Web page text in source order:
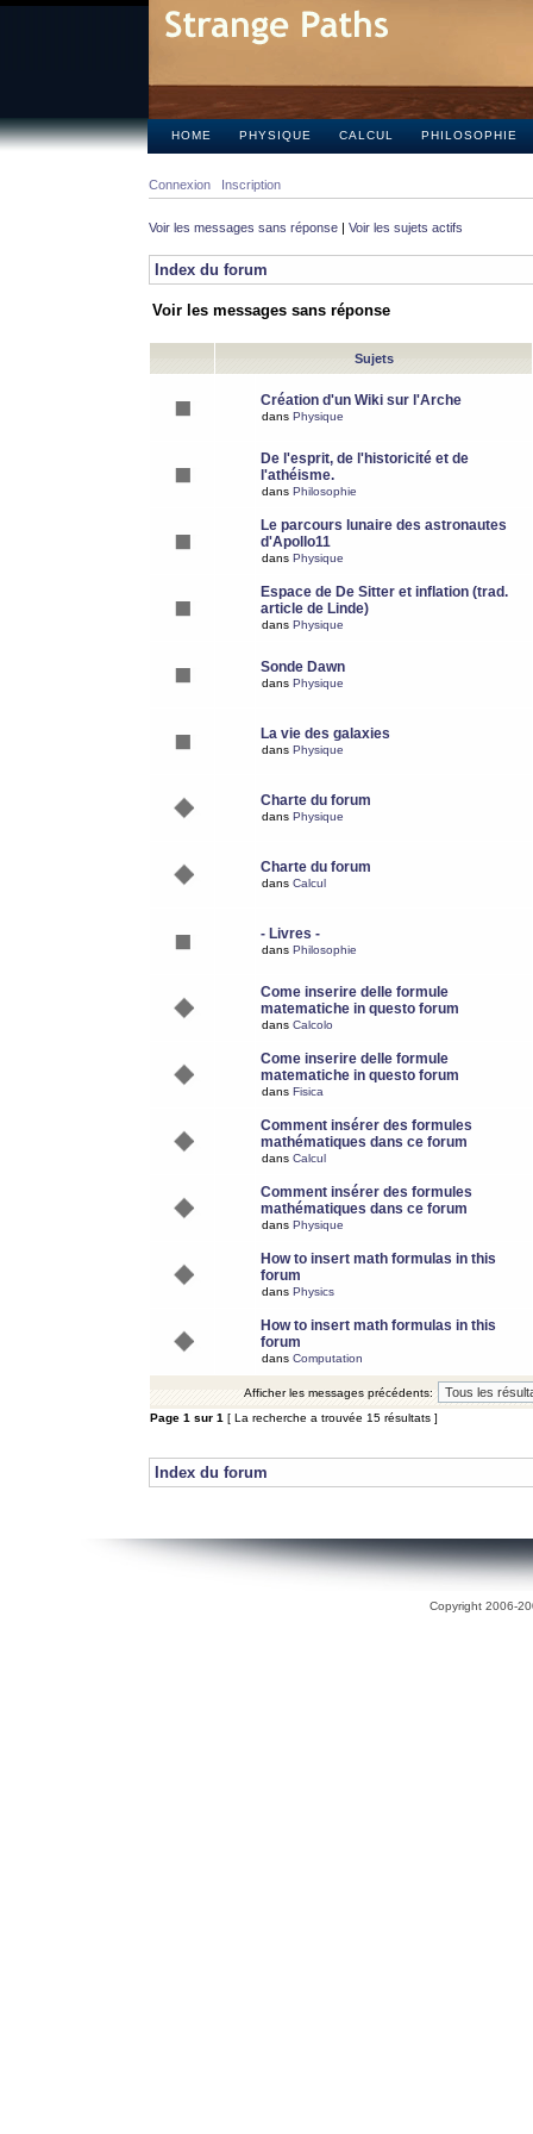
HOME PHYSIQUE CALCUL PHILOSOPHIE
Connexion Inscription
Voir les messages sans réponse | Voir les sujets actifs
Index du forum
Voir les messages sans réponse
Sujets
Création d'un Wiki sur l'Arche
dans Physique
De l'esprit, de l'historicité et de
l'athéisme.
dans Philosophie
Le parcours lunaire des astronautes
d'Apollo11
dans Physique
Espace de De Sitter et inflation (trad.
article de Linde)
dans Physique
Sonde Dawn
dans Physique
La vie des galaxies
dans Physique
Charte du forum
dans Physique
Charte du forum
dans Calcul
- Livres -
dans Philosophie
Come inserire delle formule
matematiche in questo forum
dans Calcolo
Come inserire delle formule
matematiche in questo forum
dans Fisica
Comment insérer des formules
mathématiques dans ce forum
dans Calcul
Comment insérer des formules
mathématiques dans ce forum
dans Physique
How to insert math formulas in this
forum
dans Physics
How to insert math formulas in this
forum
dans Computation
Afficher les messages précédents:
Page 1 sur 1 [ La recherche a trouvée 15 résultats ]
Index du forum
Copyright 2006-